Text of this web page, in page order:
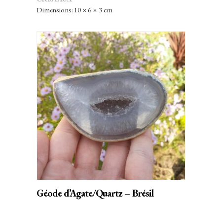
Dimensions: 10 × 6 × 3 cm
AJOUTER AU PANIER
Géode d’Agate/Quartz – Brésil